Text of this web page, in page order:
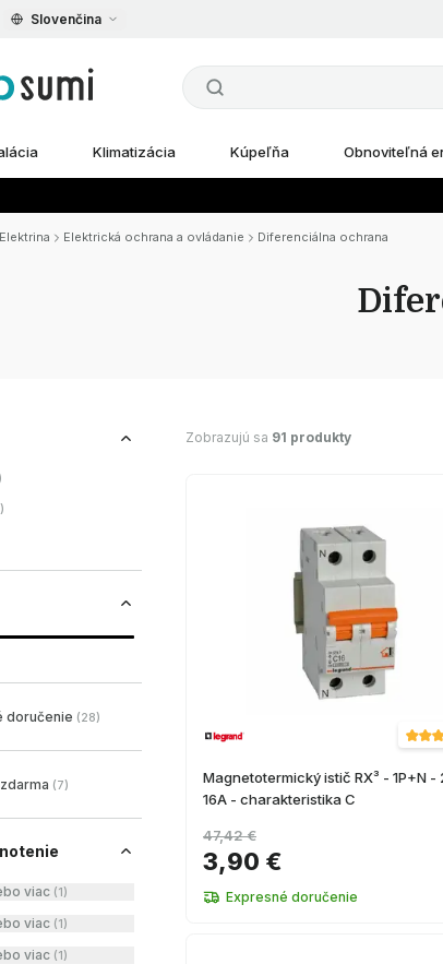
Slovenčina
Klimatizácia Kúpeľňa Obnoviteľná
Elektrina Elektrická ochrana a ovládanie Diferenciálna ochrana
)
doručenie (28)
(7)
viac (1)
viac (1)
viac (1)
Zobrazujú sa 91 produkty
Magnetotermický istič RX³ - 1P+N -
16A - charakteristika C
3,90 €
47,42 €
Expresné doručenie